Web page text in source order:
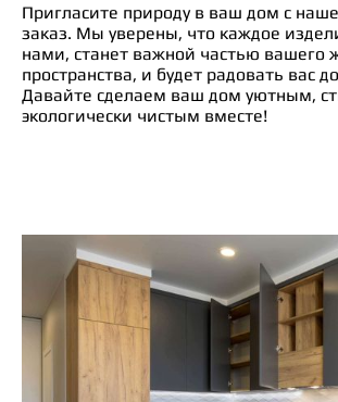
Пригласите природу в ваш дом с
заказ. Мы уверены, что каждое
нами, станет важной частью вашего
пространства, и будет радовать вас
Давайте сделаем ваш дом уютным,
экологически чистым вместе!